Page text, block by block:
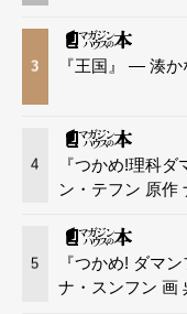
3 『王国』 — 湊
4
『つかめ!理科
ン・テフン 原作
5
『つかめ! ダマ
ナ・スンフン 画